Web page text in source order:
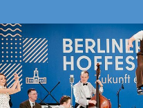
Weiterlesen